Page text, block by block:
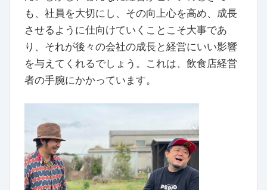
も、社員を大切にし、その向上心を高め、成長
させるように仕向けていくことこそ大事であ
り、それが後々の会社の成長と経営にいい影響
を与えてくれるでしょう。これは、飲食店経営
者の手腕にかかっています。